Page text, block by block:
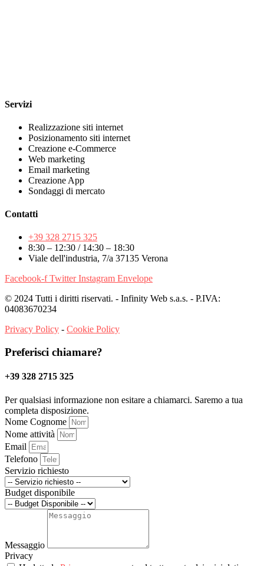
Servizi
Realizzazione siti internet
Posizionamento siti internet
Creazione e-Commerce
Web marketing
Email marketing
Creazione App
Sondaggi di mercato
Contatti
+39 328 2715 325
8:30 – 12:30 / 14:30 – 18:30
Viale dell'industria, 7/a 37135 Verona
Facebook-f Twitter Instagram Envelope
© 2024 Tutti i diritti riservati. - Infinity Web s.a.s. - P.IVA:
04083670234
Privacy Policy - Cookie Policy
Preferisci chiamare?
+39 328 2715 325
Per qualsiasi informazione non esitare a chiamarci. Saremo a tua
completa disposizione.
Nome Cognome
Nome attività
Email
Telefono
Servizio richiesto
Budget disponibile
Messaggio
Privacy